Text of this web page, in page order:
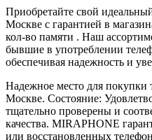
Приобретайте свой
Москве с гарантией в
кол-во памяти . Наш
бывшие в употреблении
обеспечивая надежность и
Надежное место для покупки
Москве. Состояние:
тщательно проверены и
качества. MIRAPHONE
или восстановленных